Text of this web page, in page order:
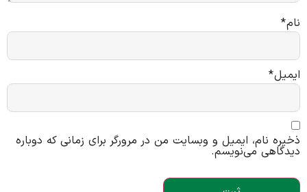
نام*
ایمیل*
ذخیره نام، ایمیل و وبسایت من در مرورگر برای زمانی که دوباره
دیدگاهی می‌نویسم.